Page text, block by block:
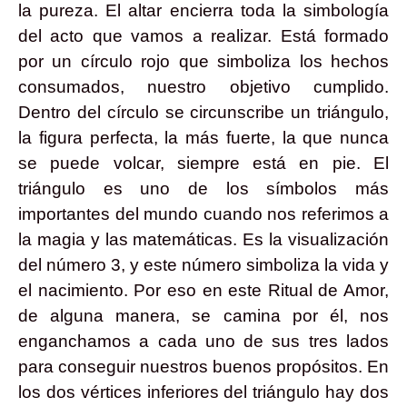
la pureza. El altar encierra toda la simbología
del acto que vamos a realizar. Está formado
por un círculo rojo que simboliza los hechos
consumados, nuestro objetivo cumplido.
Dentro del círculo se circunscribe un triángulo,
la figura perfecta, la más fuerte, la que nunca
se puede volcar, siempre está en pie. El
triángulo es uno de los símbolos más
importantes del mundo cuando nos referimos a
la magia y las matemáticas. Es la visualización
del número 3, y este número simboliza la vida y
el nacimiento. Por eso en este Ritual de Amor,
de alguna manera, se camina por él, nos
enganchamos a cada uno de sus tres lados
para conseguir nuestros buenos propósitos. En
los dos vértices inferiores del triángulo hay dos